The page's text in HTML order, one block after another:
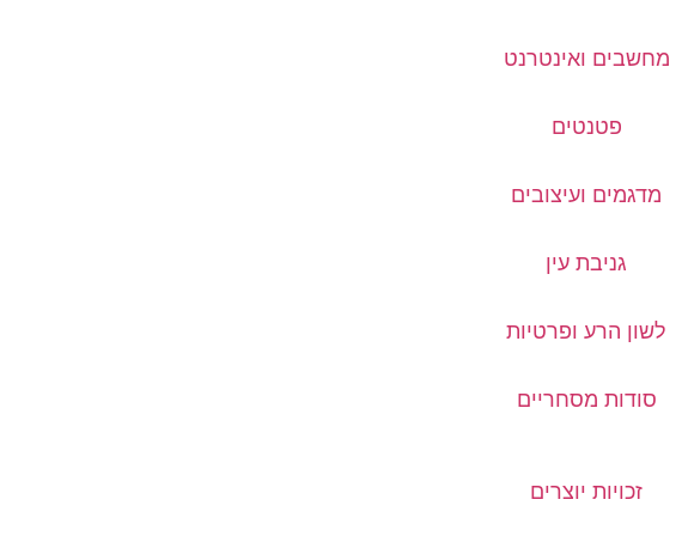
מחשבים ואינטרנט
פטנטים
מדגמים ועיצובים
גניבת עין
לשון הרע ופרטיות
סודות מסחריים
זכויות יוצרים